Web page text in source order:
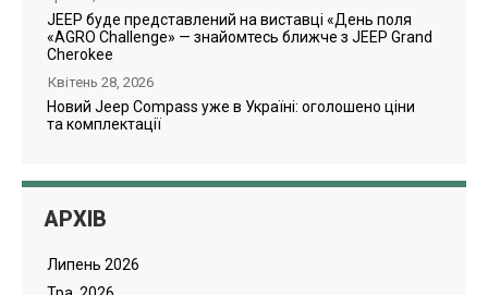
JEEP буде представлений на виставці «День поля
«AGRO Challenge» — знайомтесь ближче з JEEP Grand
Cherokee
Квітень 28, 2026
Новий Jeep Compass уже в Україні: оголошено ціни
та комплектації
АРХІВ
Липень 2026